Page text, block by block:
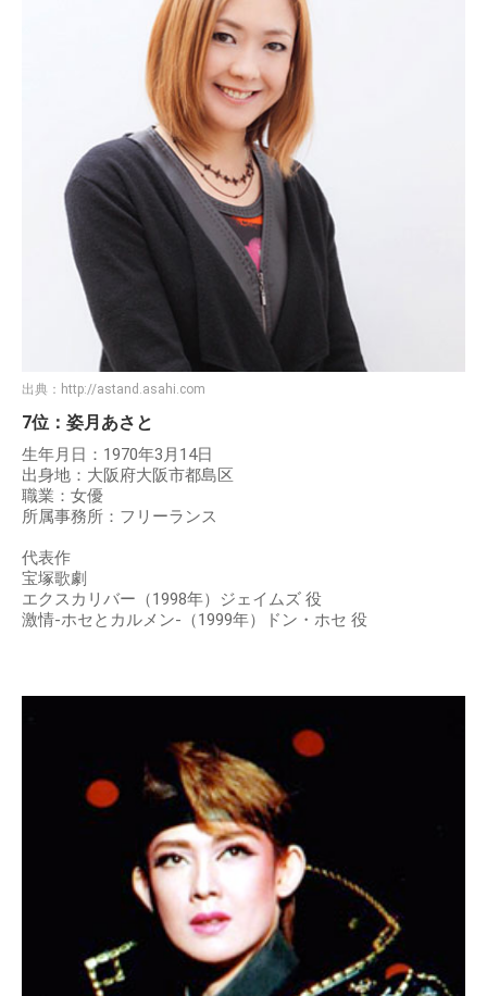
出典： http://astand.asahi.com
7位：姿月あさと
生年月日：1970年3月14日
出身地：大阪府大阪市都島区
職業：女優
所属事務所：フリーランス
代表作
宝塚歌劇
エクスカリバー（1998年）ジェイムズ 役
激情-ホセとカルメン-（1999年）ドン・ホセ 役